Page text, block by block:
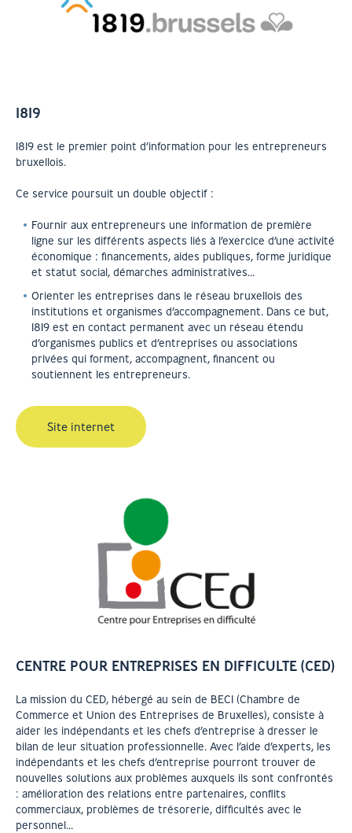
1819
1819 est le premier point d’information pour les entrepreneurs
bruxellois.
Ce service poursuit un double objectif :
Fournir aux entrepreneurs une information de première
ligne sur les différents aspects liés à l’exercice d’une activité
économique : financements, aides publiques, forme juridique
et statut social, démarches administratives…
Orienter les entreprises dans le réseau bruxellois des
institutions et organismes d’accompagnement. Dans ce but,
1819 est en contact permanent avec un réseau étendu
d’organismes publics et d’entreprises ou associations
privées qui forment, accompagnent, financent ou
soutiennent les entrepreneurs.
Site internet
CENTRE POUR ENTREPRISES EN DIFFICULTE (CED)
La mission du CED, hébergé au sein de BECI (Chambre de
Commerce et Union des Entreprises de Bruxelles), consiste à
aider les indépendants et les chefs d’entreprise à dresser le
bilan de leur situation professionnelle. Avec l’aide d’experts, les
indépendants et les chefs d’entreprise pourront trouver de
nouvelles solutions aux problèmes auxquels ils sont confrontés
: amélioration des relations entre partenaires, conflits
commerciaux, problèmes de trésorerie, difficultés avec le
personnel…